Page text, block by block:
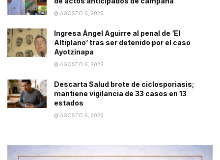
AGOSTO 6, 2026
Ingresa Ángel Aguirre al penal de ‘El
Altiplano’ tras ser detenido por el caso
Ayotzinapa
AGOSTO 6, 2026
Descarta Salud brote de ciclosporiasis;
mantiene vigilancia de 33 casos en 13
estados
AGOSTO 6, 2026